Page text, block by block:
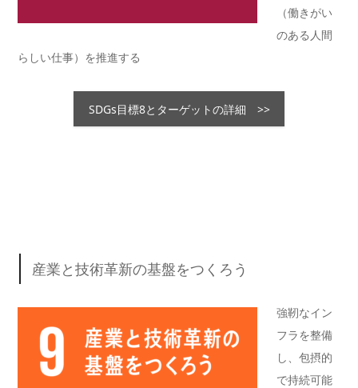
（働きがい
のある人間
らしい仕事）を推進する
SDGs目標8とターゲットの詳細 >>
産業と技術革新の基盤をつくろう
強靭なイン
フラを整備
し、包摂的
で持続可能